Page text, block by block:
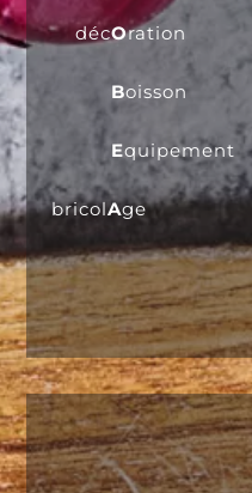
décOration
Boisson
Equipement
bricolAge